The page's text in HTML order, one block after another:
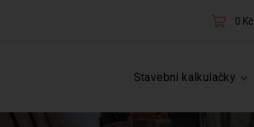
0 Kč
Stavební kalkulačky